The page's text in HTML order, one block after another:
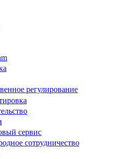
регулирование
сервис
сотрудничество